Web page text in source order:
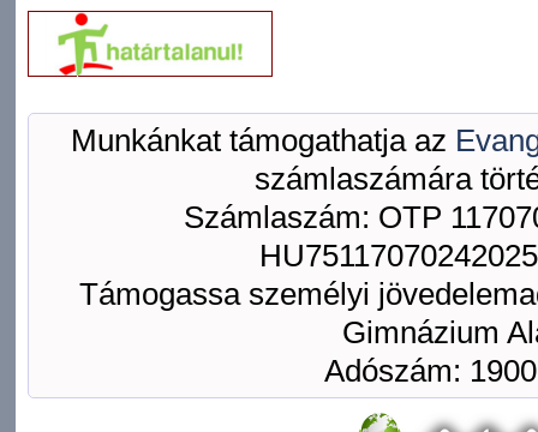
Munkánkat támogathatja az
számlaszámára
Számlaszám: OTP
Támogassa személyi
Gimnázium
Adószám: